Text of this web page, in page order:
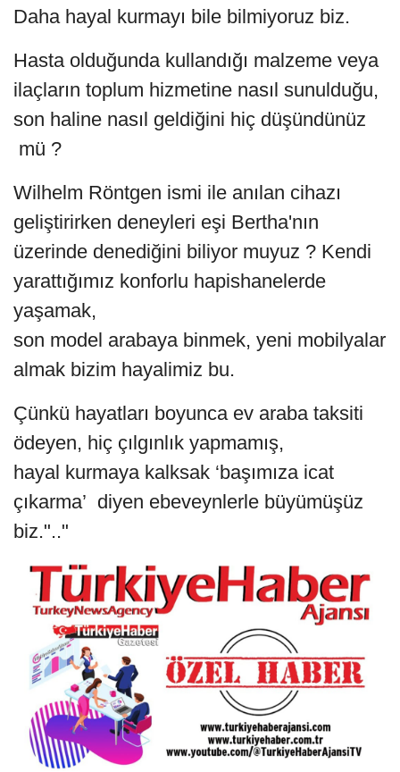
Daha hayal kurmayı bile bilmiyoruz biz.
Hasta olduğunda kullandığı malzeme veya
ilaçların toplum hizmetine nasıl sunulduğu,
son haline nasıl geldiğini hiç düşündünüz
mü ?
Wilhelm Röntgen ismi ile anılan cihazı
geliştirirken deneyleri eşi Bertha'nın
üzerinde denediğini biliyor muyuz ? Kendi
yarattığımız konforlu hapishanelerde
yaşamak,
son model arabaya binmek, yeni mobilyalar
almak bizim hayalimiz bu.
Çünkü hayatları boyunca ev araba taksiti
ödeyen, hiç çılgınlık yapmamış,
hayal kurmaya kalksak ‘başımıza icat
çıkarma’ diyen ebeveynlerle büyümüşüz
biz.".."